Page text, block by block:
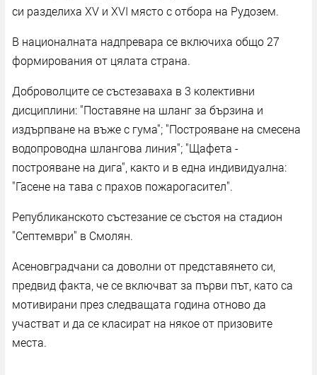
си разделиха XV и XVI място с отбора на Рудозем.
В националната надпревара се включиха общо 27
формирования от цялата страна.
Доброволците се състезаваха в 3 колективни
дисциплини: "Поставяне на шланг за бързина и
издърпване на въже с гума"; "Построяване на смесена
водопроводна шлангова линия"; "Щафета -
построяване на дига", както и в една индивидуална:
"Гасене на тава с прахов пожарогасител".
Републиканското състезание се състоя на стадион
"Септември" в Смолян.
Асеновградчани са доволни от представянето си,
предвид факта, че се включват за първи път, като са
мотивирани през следващата година отново да
участват и да се класират на някое от призовите
места.